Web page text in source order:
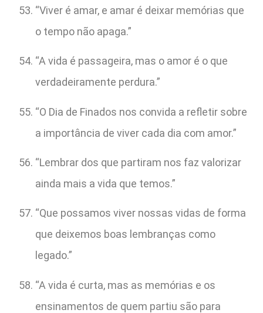
“Viver é amar, e amar é deixar memórias que
o tempo não apaga.”
“A vida é passageira, mas o amor é o que
verdadeiramente perdura.”
“O Dia de Finados nos convida a refletir sobre
a importância de viver cada dia com amor.”
“Lembrar dos que partiram nos faz valorizar
ainda mais a vida que temos.”
“Que possamos viver nossas vidas de forma
que deixemos boas lembranças como
legado.”
“A vida é curta, mas as memórias e os
ensinamentos de quem partiu são para